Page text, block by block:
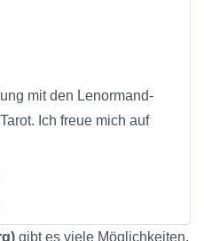
mit den Lenormand-
Ich freue mich auf
gibt es viele Möglichkeiten,